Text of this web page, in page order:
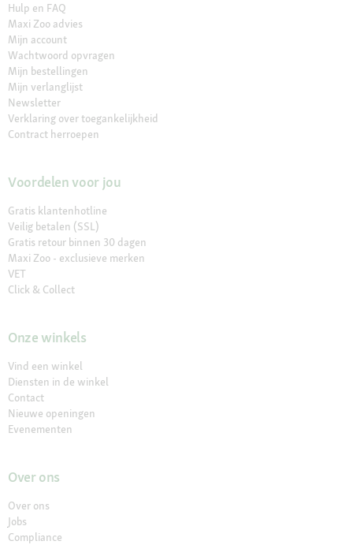
Hulp en FAQ
Maxi Zoo advies
Mijn account
Wachtwoord opvragen
Mijn bestellingen
Mijn verlanglijst
Newsletter
Verklaring over toegankelijkheid
Contract herroepen
Voordelen voor jou
Gratis klantenhotline
Veilig betalen (SSL)
Gratis retour binnen 30 dagen
Maxi Zoo - exclusieve merken
VET
Click & Collect
Onze winkels
Vind een winkel
Diensten in de winkel
Contact
Nieuwe openingen
Evenementen
Over ons
Over ons
Jobs
Compliance